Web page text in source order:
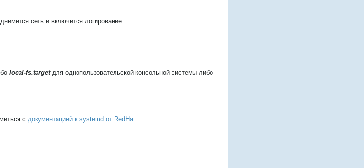
сеть и включится логирование.
local-fs.targetдля однопользовательской консольной системы либо
с документацией к systemd от RedHat.